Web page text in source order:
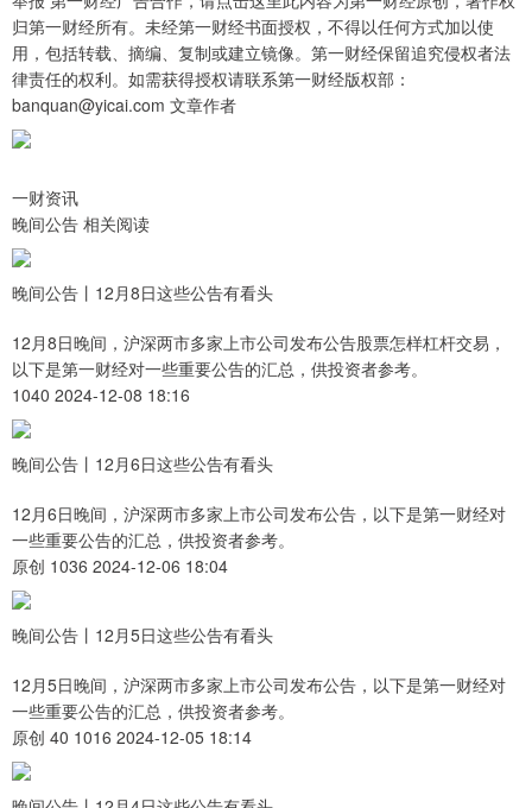
归第一财经所有。未经第一财经书面授权，不得以任何方式加以使
用，包括转载、摘编、复制或建立镜像。第一财经保留追究侵权者法
律责任的权利。如需获得授权请联系第一财经版权部：
banquan@yicai.com 文章作者
一财资讯
晚间公告 相关阅读
晚间公告丨12月8日这些公告有看头
12月8日晚间，沪深两市多家上市公司发布公告股票怎样杠杆交易，
以下是第一财经对一些重要公告的汇总，供投资者参考。
1040 2024-12-08 18:16
晚间公告丨12月6日这些公告有看头
12月6日晚间，沪深两市多家上市公司发布公告，以下是第一财经对
一些重要公告的汇总，供投资者参考。
原创 1036 2024-12-06 18:04
晚间公告丨12月5日这些公告有看头
12月5日晚间，沪深两市多家上市公司发布公告，以下是第一财经对
一些重要公告的汇总，供投资者参考。
原创 40 1016 2024-12-05 18:14